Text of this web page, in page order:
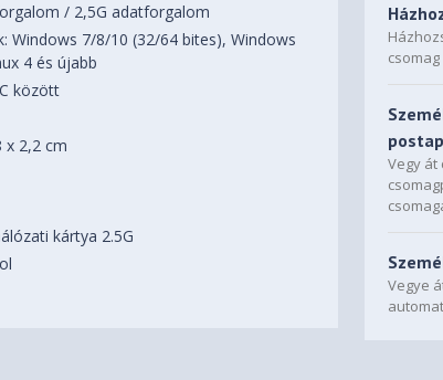
/ 2,5G adatforgalom
Windows 7/8/10 (32/64 bites), Windows
4 és újabb
között
x 2,2 cm
kártya 2.5G
Vegy át
Vegye